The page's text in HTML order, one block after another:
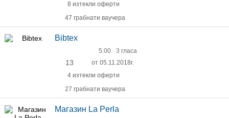
8 изтекли оферти
47 грабнати ваучера
Bibtex
5.00 · 3 гласа
13
от 05.11.2018г.
4 изтекли оферти
27 грабнати ваучера
Магазин La Perla